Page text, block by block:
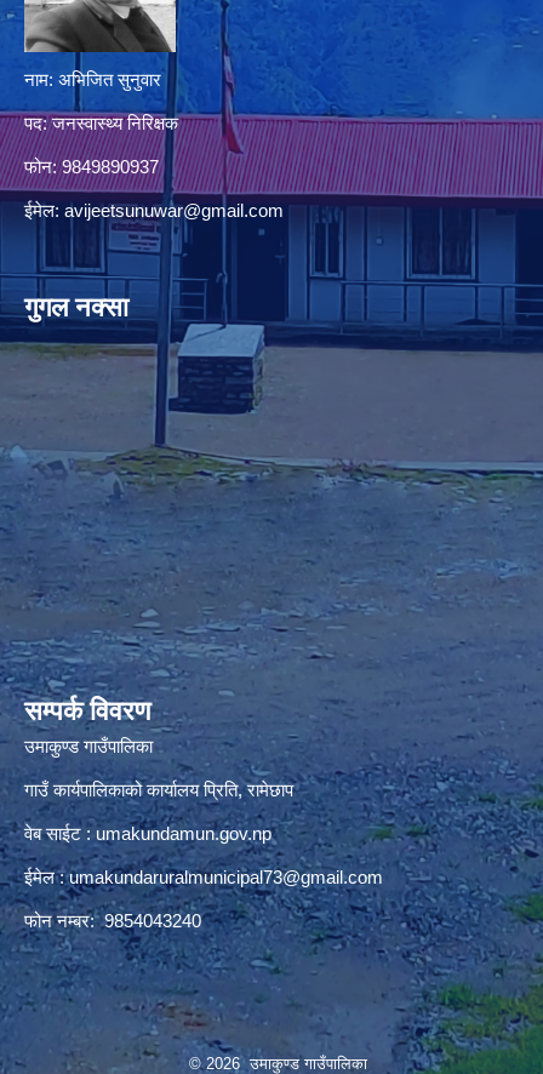
नाम: अभिजित सुनुवार
पद: जनस्वास्थ्य निरिक्षक
फोन: 9849890937
ईमेल: avijeetsunuwar@gmail.com
गुगल नक्सा
premium bootstrap themes
सम्पर्क विवरण
उमाकुण्ड गाउँपालिका
गाउँ कार्यपालिकाको कार्यालय प्रिति, रामेछाप
वेब साईट : umakundamun.gov.np
ईमेल :umakundaruralmunicipal73@gmail.com
फोन नम्बर: 9854043240
© 2026 उमाकुण्ड गाउँपालिका